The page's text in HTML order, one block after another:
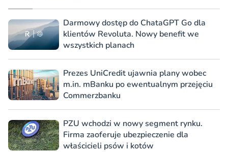
Darmowy dostęp do ChataGPT Go dla
klientów Revoluta. Nowy benefit we
wszystkich planach
Prezes UniCredit ujawnia plany wobec
m.in. mBanku po ewentualnym przejęciu
Commerzbanku
PZU wchodzi w nowy segment rynku.
Firma zaoferuje ubezpieczenie dla
właścicieli psów i kotów